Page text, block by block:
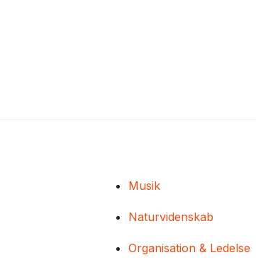
Musik
Naturvidenskab
Organisation & Ledelse